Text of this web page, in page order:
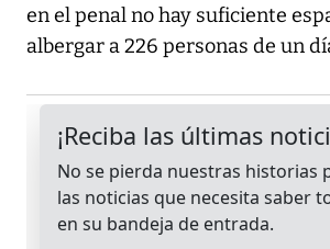
en el penal no hay suficiente
albergar a 226 personas de un